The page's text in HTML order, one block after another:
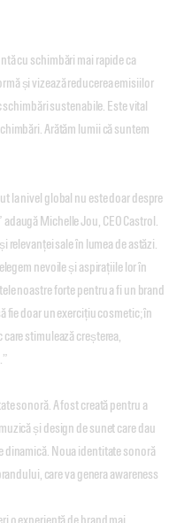
cu schimbări mai rapide ca
și vizează reducerea emisiilor
sustenabile. Este vital
Arătăm lumii că suntem
la nivel global nu este doar despre
Michelle Jou, CEO Castrol.
relevanței sale în lumea de astăzi.
nevoile și aspirațiile lor în
noastre forte pentru a fi un brand
fie doar un exercițiu cosmetic; în
stimulează creșterea,
sonoră. A fost creată pentru a
și design de sunet care dau
dinamică. Noua identitate sonoră
care va genera awareness
o experiență de brand mai